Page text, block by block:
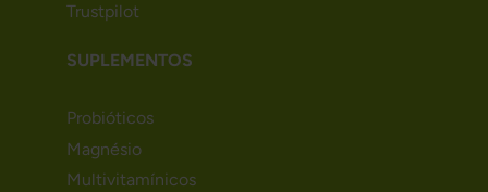
Trustpilot
SUPLEMENTOS
Probióticos
Magnésio
Multivitamínicos